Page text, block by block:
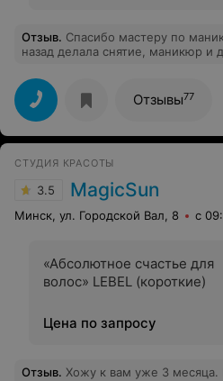
Отзыв. Спасибо мастеру по
назад делала снятие, маникюр и
Обязательно приду ещё ❣️
Отзывы77
СТУДИЯ КРАСОТЫ
3.5 MagicSun
Минск, ул. Городской Вал, 8 с
«Абсолютное счастье для
волос» LEBEL (короткие)
Цена по запросу
Отзыв. Хожу к вам уже 3